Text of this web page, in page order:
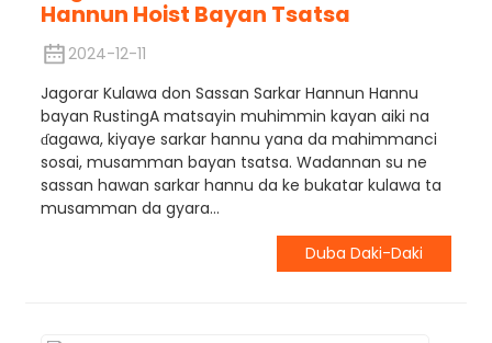
Hannun Hoist Bayan Tsatsa
2024-12-11
Jagorar Kulawa don Sassan Sarkar Hannun Hannu
bayan RustingA matsayin muhimmin kayan aiki na
ɗagawa, kiyaye sarkar hannu yana da mahimmanci
sosai, musamman bayan tsatsa. Wadannan su ne
sassan hawan sarkar hannu da ke bukatar kulawa ta
musamman da gyara...
Duba Daki-Daki